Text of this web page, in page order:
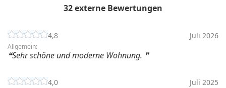
32 externe Bewertungen
4,8 Juli 2026
Allgemein:
Sehr schöne und moderne Wohnung.
4,0 Juli 2025